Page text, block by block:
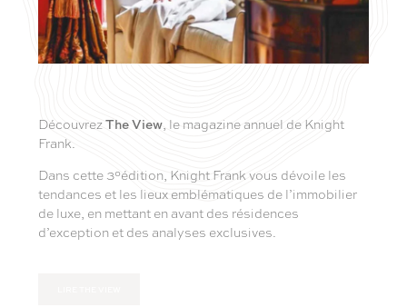
DécouvrezThe View , le magazine annuel de Knight
Frank.
Dans cette 3°édition, Knight Frank vous dévoile les
tendances et les lieux emblématiques de l’immobilier
de luxe, en mettant en avant des résidences
d’exception et des analyses exclusives.